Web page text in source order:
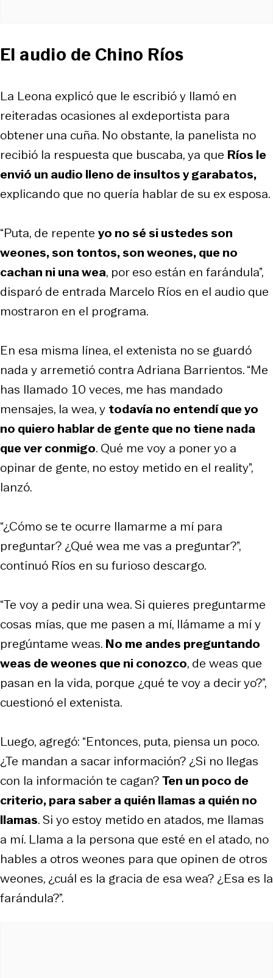
El audio de Chino Ríos
La Leona explicó que le escribió y llamó en
reiteradas ocasiones al exdeportista para
obtener una cuña. No obstante, la panelista no
recibió la respuesta que buscaba, ya que Ríos le
envió un audio lleno de insultos y garabatos,
explicando que no quería hablar de su ex esposa.
“Puta, de repente yo no sé si ustedes son
weones, son tontos, son weones, que no
cachan ni una wea, por eso están en farándula”,
disparó de entrada Marcelo Ríos en el audio que
mostraron en el programa.
En esa misma línea, el extenista no se guardó
nada y arremetió contra Adriana Barrientos. “Me
has llamado 10 veces, me has mandado
mensajes, la wea, y todavía no entendí que yo
no quiero hablar de gente que no tiene nada
que ver conmigo. Qué me voy a poner yo a
opinar de gente, no estoy metido en el reality”,
lanzó.
“¿Cómo se te ocurre llamarme a mí para
preguntar? ¿Qué wea me vas a preguntar?”,
continuó Ríos en su furioso descargo.
“Te voy a pedir una wea. Si quieres preguntarme
cosas mías, que me pasen a mí, llámame a mí y
pregúntame weas. No me andes preguntando
weas de weones que ni conozco, de weas que
pasan en la vida, porque ¿qué te voy a decir yo?”,
cuestionó el extenista.
Luego, agregó: “Entonces, puta, piensa un poco.
¿Te mandan a sacar información? ¿Si no llegas
con la información te cagan?Ten un poco de
criterio, para saber a quién llamas a quién no
llamas. Si yo estoy metido en atados, me llamas
a mí. Llama a la persona que esté en el atado, no
hables a otros weones para que opinen de otros
weones, ¿cuál es la gracia de esa wea? ¿Esa es la
farándula?”.